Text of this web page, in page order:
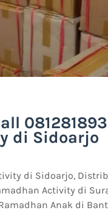
di Sidoarjo
di Sidoarjo,
Activity di
Anak di